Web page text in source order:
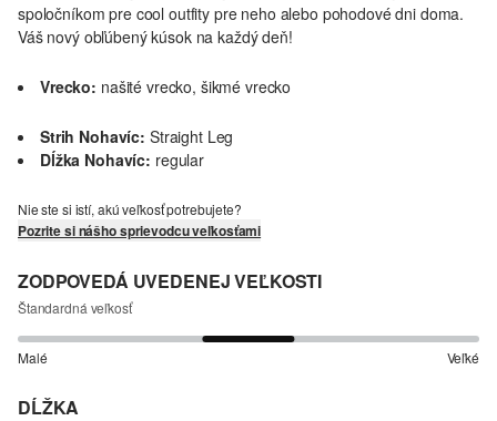
spoločníkom pre cool outfity pre neho alebo pohodové dni doma.
Váš nový obľúbený kúsok na každý deň!
Vrecko: našité vrecko, šikmé vrecko
Strih Nohavíc: Straight Leg
Dĺžka Nohavíc: regular
Nie ste si istí, akú veľkosť potrebujete?
Pozrite si nášho sprievodcu veľkosťami
ZODPOVEDÁ UVEDENEJ VEĽKOSTI
Štandardná veľkosť
Malé Veľké
DĹŽKA